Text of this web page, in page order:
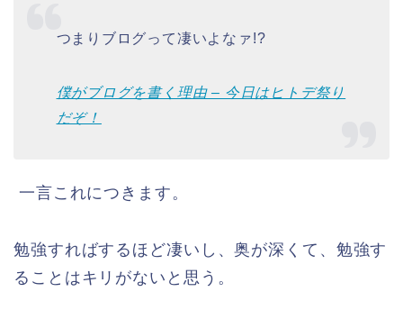
つまりブログって凄いよなァ!?
僕がブログを書く理由 – 今日はヒトデ祭り
だぞ！
一言これにつきます。
勉強すればするほど凄いし、奥が深くて、勉強す
ることはキリがないと思う。